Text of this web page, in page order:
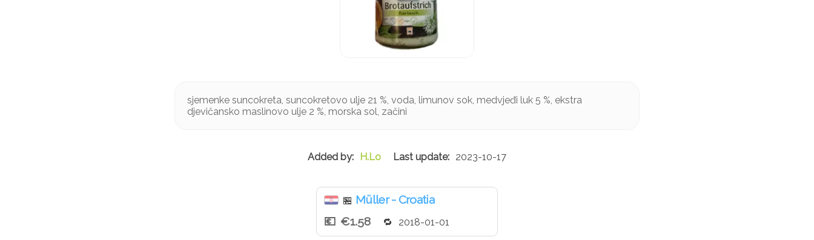
sjemenke suncokreta, suncokretovo ulje 21 %, voda, limunov sok, medvjeđi luk 5 %, ekstra
djevičansko maslinovo ulje 2 %, morska sol, začini
H.Lo 2023-10-17
🏪 Müller - Croatia
€1.58
2018-01-01